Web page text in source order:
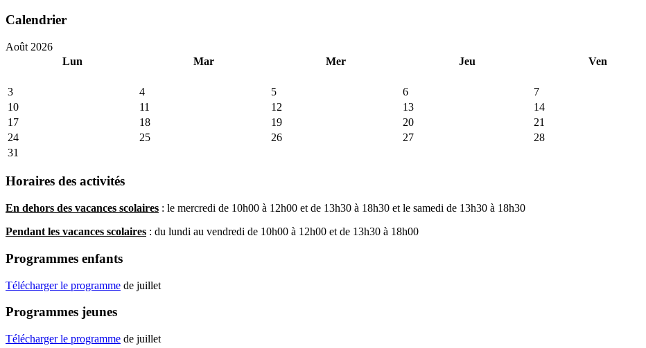
Calendrier
Août 2026
Lun
Mar Mer Jeu Ven
3
4 5 6 7
10
11 12 13 14
17
18 19 20 21
24
25 26 27 28
31
Horaires des activités
En dehors des vacances scolaires : le mercredi de 10h00 à 12h00 et de 13h30 à 18h30 et le samedi de 13h30 à 18h30
Pendant les vacances scolaires : du lundi au vendredi de 10h00 à 12h00 et de 13h30 à 18h00
Programmes enfants
Télécharger le programme de juillet
Programmes jeunes
Télécharger le programme de juillet